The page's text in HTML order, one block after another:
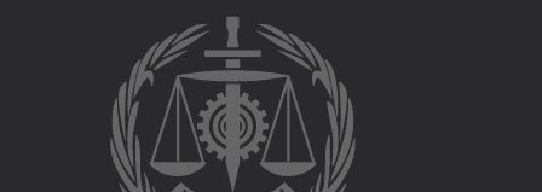
Para que
nuestra web
funcione lo
mejor posible
durante tu
visita. Si